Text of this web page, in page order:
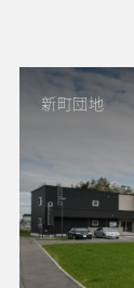
新町団地